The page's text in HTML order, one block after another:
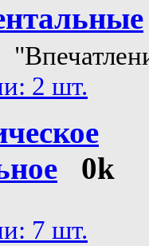
2 шт.
0k
7 шт.